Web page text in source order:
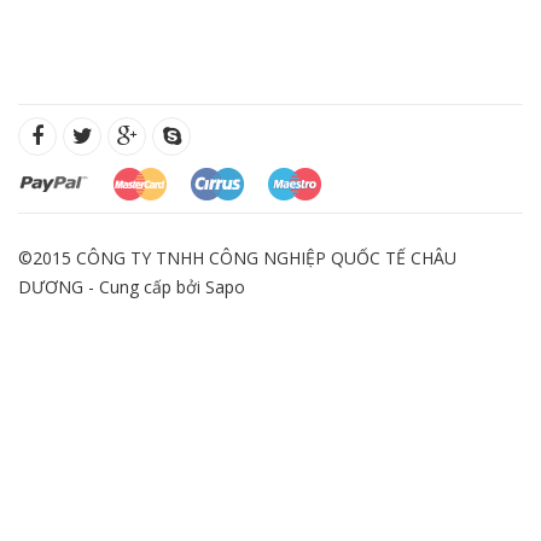
©2015 CÔNG TY TNHH CÔNG NGHIỆP QUỐC TẾ CHÂU
DƯƠNG - Cung cấp bởi Sapo